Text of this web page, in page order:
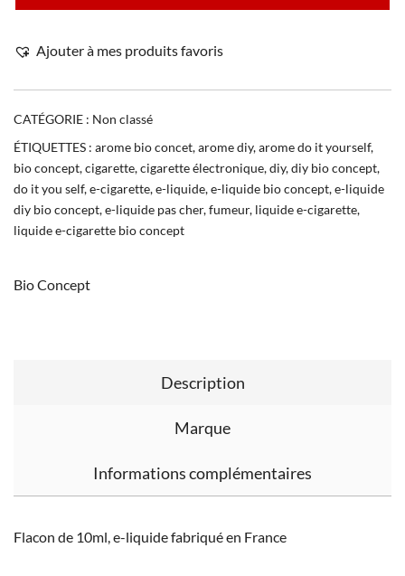
Ajouter à mes produits favoris
CATÉGORIE : Non classé
ÉTIQUETTES : arome bio concet,arome diy,arome do it yourself,
bio concept,cigarette,cigarette électronique,diy,diy bio concept,
do it you self,e-cigarette,e-liquide,e-liquide bio concept,e-liquide
diy bio concept,e-liquide pas cher,fumeur, liquide e-cigarette,
liquide e-cigarette bio concept
Bio Concept
Description
Marque
Informations complémentaires
Flacon de 10ml, e-liquide fabriqué en France